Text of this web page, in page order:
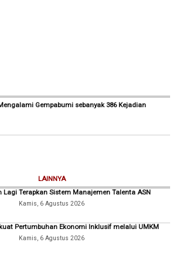
Gempabumi sebanyak 386 Kejadian
LAINNYA
Lagi Terapkan Sistem Manajemen Talenta ASN
Kamis, 6 Agustus 2026
Pertumbuhan Ekonomi Inklusif melalui UMKM
Kamis, 6 Agustus 2026